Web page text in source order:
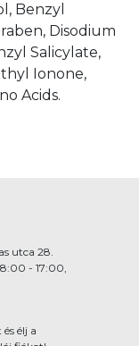
Benzyl
Disodium
Salicylate,
Ionone,
Acids.
utca 28.
- 17:00,
élj a